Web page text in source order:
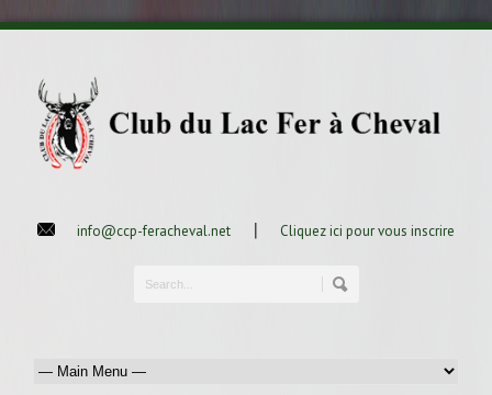
info@ccp-feracheval.net | Cliquez ici pour vous inscrire